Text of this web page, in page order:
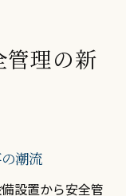
理の新
潮流
設置から安全管